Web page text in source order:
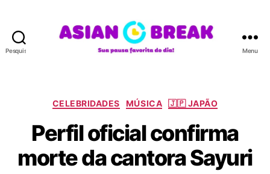
Pesquisar
A
B
R
E
A
Menu
C
t
e
g
o
CELEBRIDADES MÚSICA 🇯🇵 JAPÃO
Perfil oficial confirma
morte da cantora Sayuri